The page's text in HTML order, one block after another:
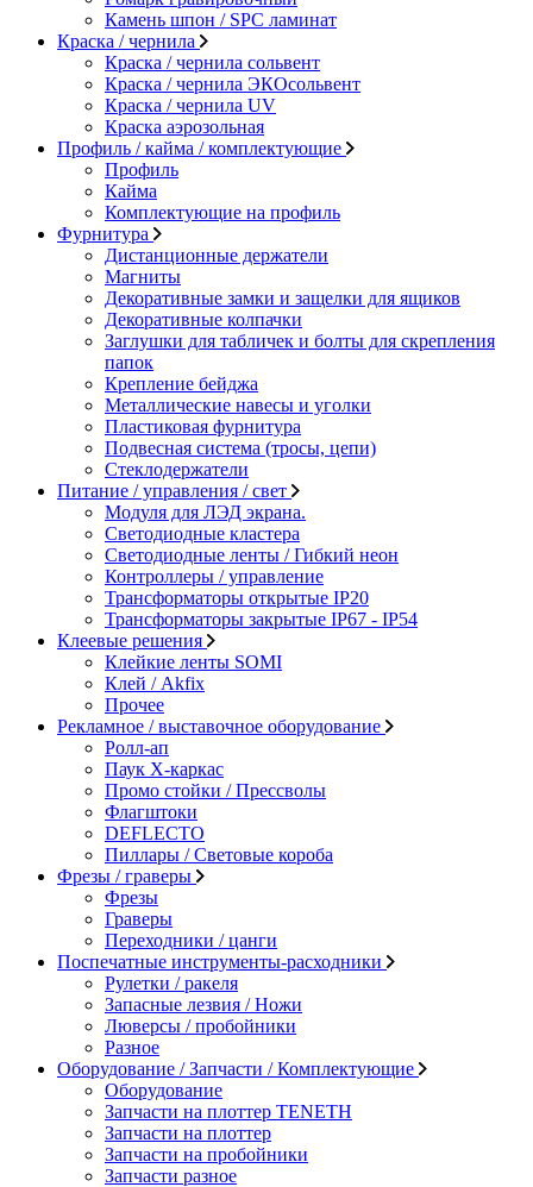
Камень шпон / SPC ламинат
Краска / чернила
Краска / чернила сольвент
Краска / чернила ЭКОсольвент
Краска / чернила UV
Краска аэрозольная
Профиль / кайма / комплектующие
Профиль
Кайма
Комплектующие на профиль
Фурнитура
Дистанционные держатели
Магниты
Декоративные замки и защелки для ящиков
Декоративные колпачки
Заглушки для табличек и болты для скрепления
папок
Крепление бейджа
Металлические навесы и уголки
Пластиковая фурнитура
Подвесная система (тросы, цепи)
Стеклодержатели
Питание / управления / свет
Модуля для ЛЭД экрана.
Светодиодные кластера
Светодиодные ленты / Гибкий неон
Контроллеры / управление
Трансформаторы открытые IP20
Трансформаторы закрытые IP67 - IP54
Клеевые решения
Клейкие ленты SOMI
Клей / Akfix
Прочее
Рекламное / выставочное оборудование
Ролл-ап
Паук X-каркас
Промо стойки / Прессволы
Флагштоки
DEFLECTO
Пиллары / Световые короба
Фрезы / граверы
Фрезы
Граверы
Переходники / цанги
Поспечатные инструменты-расходники
Рулетки / ракеля
Запасные лезвия / Ножи
Люверсы / пробойники
Разное
Оборудование / Запчасти / Комплектующие
Оборудование
Запчасти на плоттер TENETH
Запчасти на плоттер
Запчасти на пробойники
Запчасти разное